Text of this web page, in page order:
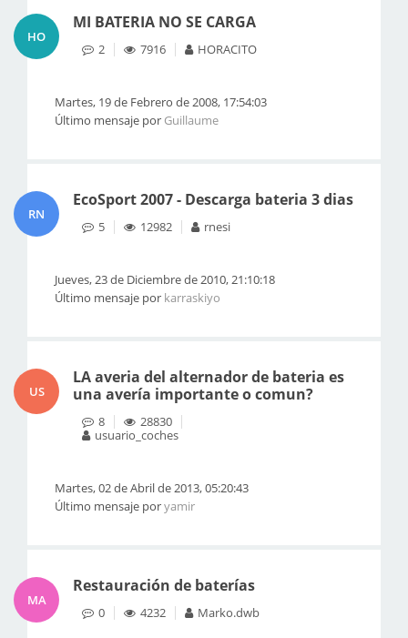
HO
MI BATERIA NO SE CARGA
2 7916 HORACITO
Martes, 19 de Febrero de 2008, 17:54:03
Último mensaje por Guillaume
RN
EcoSport 2007 - Descarga bateria 3 dias
5 12982 rnesi
Jueves, 23 de Diciembre de 2010, 21:10:18
Último mensaje por karraskiyo
US
LA averia del alternador de bateria es
una avería importante o comun?
8
28830
usuario_coches
Martes, 02 de Abril de 2013, 05:20:43
Último mensaje poryamir
MA
Restauración de baterías
0 4232 Marko.dwb